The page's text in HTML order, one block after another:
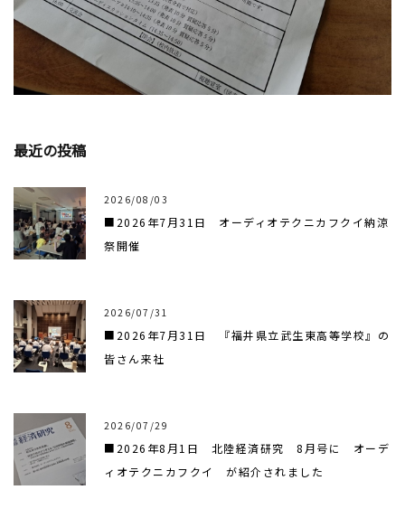
最近の投稿
2026/08/03
■2026年7月31日 オーディオテクニカフクイ納涼
祭開催
2026/07/31
■2026年7月31日 『福井県立武生東高等学校』の
皆さん来社
2026/07/29
■2026年8月1日 北陸経済研究 8月号に オーデ
ィオテクニカフクイ が紹介されました